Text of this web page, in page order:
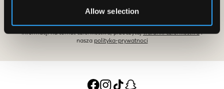
Allow selection
cenach. Zniżki nie można łączyć z innymi ofertami. Aby uzyskać więcej
informacji na temat członkostwa, przeczytaj warunki członkostwa i
nasza polityka-prywatnoci